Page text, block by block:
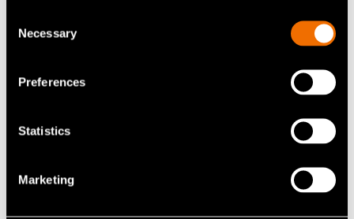
Selection
Necessary
Preferences
Statistics
Marketing
Palvelu
sietokyvyn parantamiseksi